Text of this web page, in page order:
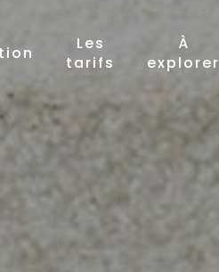
Les
tarifs
À
explorer